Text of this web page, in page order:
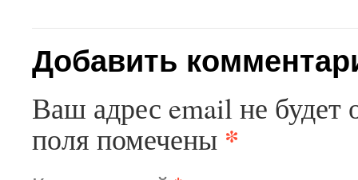
Добавить
Ваш адрес email не будет
поля помечены *